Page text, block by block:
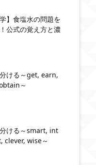
】食塩水の問題を
公式の覚え方と濃
分ける～get, earn,
～
分ける～smart, int
wise～